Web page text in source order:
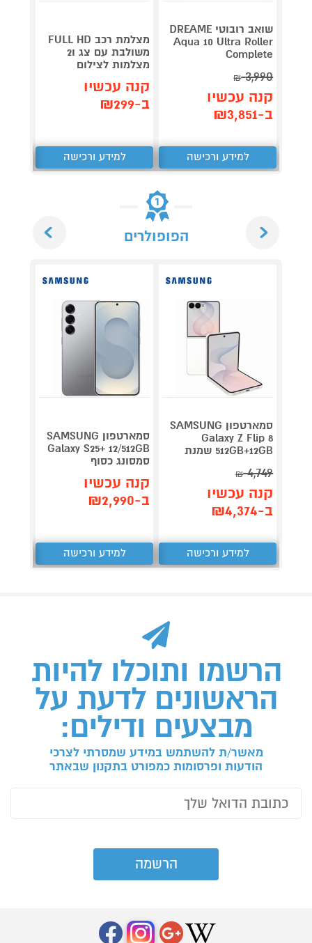
שואב רובוטי DREAME
Aqua 10 Ultra Roller
Complete
3,990
₪
קנה עכשיו
ב-₪3,851
למידע ורכישה
מצלמת רכב FULL HD
משולבת עם צג ו2
מצלמות לצילום
קנה עכשיו
ב-₪299
למידע ורכישה
הפופולרים
סמארטפון SAMSUNG
Galaxy Z Flip 8
512GB+12GB שמנת
4,749
₪
קנה עכשיו
ב-₪4,374
למידע ורכישה
סמארטפון SAMSUNG
Galaxy S25+ 12/512GB
סמסונג כסוף
קנה עכשיו
ב-₪2,990
למידע ורכישה
הרשמו ותוכלו להיות
הראשונים לדעת על
מבצעים ודילים:
מאשר/ת להשתמש במידע שמסרתי לצרכי
הודעות ופרסומות כמפורט בתקנון שבאתר